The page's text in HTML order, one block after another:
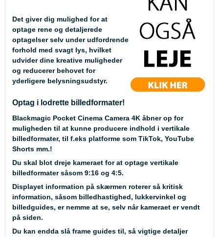
Det giver dig mulighed for at
optage rene og detaljerede
optagelser selv under udfordrende
forhold med svagt lys, hvilket
udvider dine kreative muligheder
og reducerer behovet for
yderligere belysningsudstyr.
Optag i lodrette billedformater!
Blackmagic Pocket Cinema Camera 4K åbner op for
muligheden til at kunne producere indhold i vertikale
billedformater, til f.eks platforme som TikTok, YouTube
Shorts mm.!
Du skal blot dreje kameraet for at optage vertikale
billedformater såsom 9:16 og 4:5.
Displayet information på skærmen roterer så kritisk
information, såsom billedhastighed, lukkervinkel og
billedguides, er nemme at se, selv når kameraet er vendt
på siden.
Du kan endda slå frame guides til, så vigtige detaljer